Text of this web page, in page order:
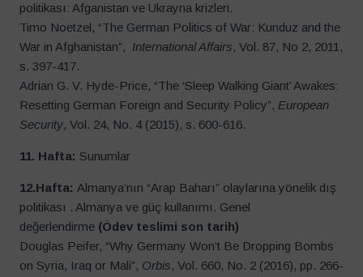
politikası: Afganistan ve Ukrayna krizleri.
Timo Noetzel, “The German Politics of War: Kunduz and the
War in Afghanistan”, International Affairs, Vol. 87, No 2, 2011,
s. 397-417.
Adrian G. V. Hyde-Price, “The ‘Sleep Walking Giant’ Awakes:
Resetting German Foreign and Security Policy”, European
Security, Vol. 24, No. 4 (2015), s. 600-616.
11. Hafta: Sunumlar
12.Hafta: Almanya’nın “Arap Baharı” olaylarına yönelik dış
politikası . Almanya ve güç kullanımı. Genel
değerlendirme (Ödev teslimi son tarih)
Douglas Peifer, “Why Germany Won’t Be Dropping Bombs
on Syria, Iraq or Mali”, Orbis, Vol. 660, No. 2 (2016), pp. 266-